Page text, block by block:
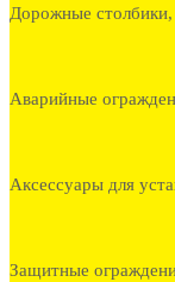
Дорожные
Аварийные
Аксессуары для
Защитные